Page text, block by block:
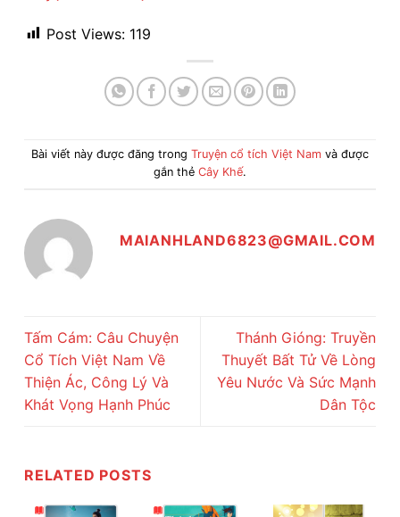
Post Views: 119
Bài viết này được đăng trong Truyện cổ tích Việt Nam và được
gắn thẻ Cây Khế.
MAIANHLAND6823@GMAIL.COM
Tấm Cám: Câu Chuyện
Cổ Tích Việt Nam Về
Thiện Ác, Công Lý Và
Khát Vọng Hạnh Phúc
Thánh Gióng: Truyền
Thuyết Bất Tử Về Lòng
Yêu Nước Và Sức Mạnh
Dân Tộc
RELATED POSTS